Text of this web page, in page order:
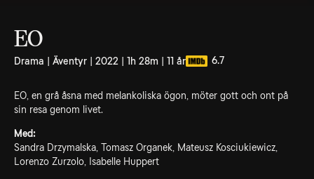
EO
Drama | Äventyr | 2022 | 1h 28m | 11 år 6.7
EO, en grå åsna med melankoliska ögon, möter gott och ont på
sin resa genom livet.
Med:
Sandra Drzymalska, Tomasz Organek, Mateusz Kosciukiewicz,
Lorenzo Zurzolo, Isabelle Huppert